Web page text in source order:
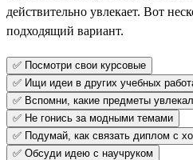
действительно увлекает. Вот
подходящий вариант.
✅ Посмотри свои курсовые
✅ Ищи идеи в других учебных
✅ Вспомни, какие предметы
✅ Не гонись за модными темами
✅ Подумай, как связать диплом с
✅ Обсуди идею с научруком